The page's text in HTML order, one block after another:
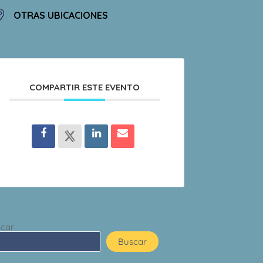
OTRAS UBICACIONES
COMPARTIR ESTE EVENTO
Buscar